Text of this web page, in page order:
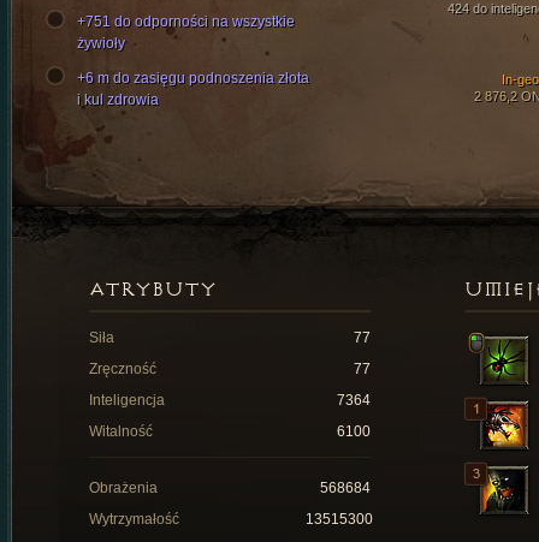
424 do
In-
2 876,2
+751 do odporności na wszystkie
żywioły
+6 m do zasięgu podnoszenia złota
i kul zdrowia
ATRYBUTY
Siła
77
Zręczność
77
Inteligencja
7364
Witalność
6100
Obrażenia
568684
Wytrzymałość
13515300